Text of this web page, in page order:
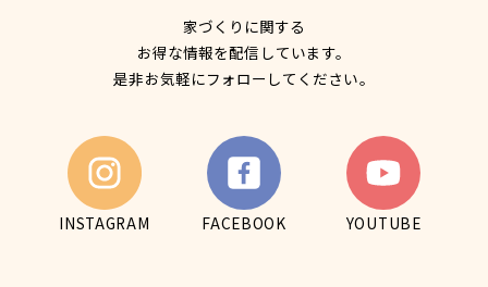
家づくりに関する
お得な情報を配信しています。
是非お気軽にフォローしてください。
INSTAGRAM FACEBOOK YOUTUBE